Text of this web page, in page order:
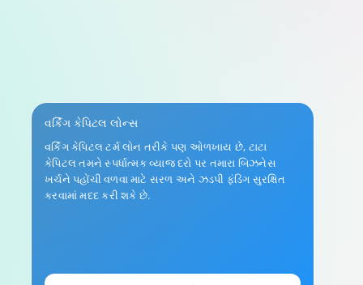
વર્કિંગ કેપિટલ લોન્સ
વર્કિંગ કેપિટલ ટર્મ લોન તરીકે પણ ઓળખાય છે, ટાટા
કેપિટલ તમને સ્પર્ધાત્મક વ્યાજ દરો પર તમારા બિઝનેસ
ખર્ચને પહોંચી વળવા માટે સરળ અને ઝડપી ફંડિંગ સુરક્ષિત
કરવામાં મદદ કરી શકે છે.